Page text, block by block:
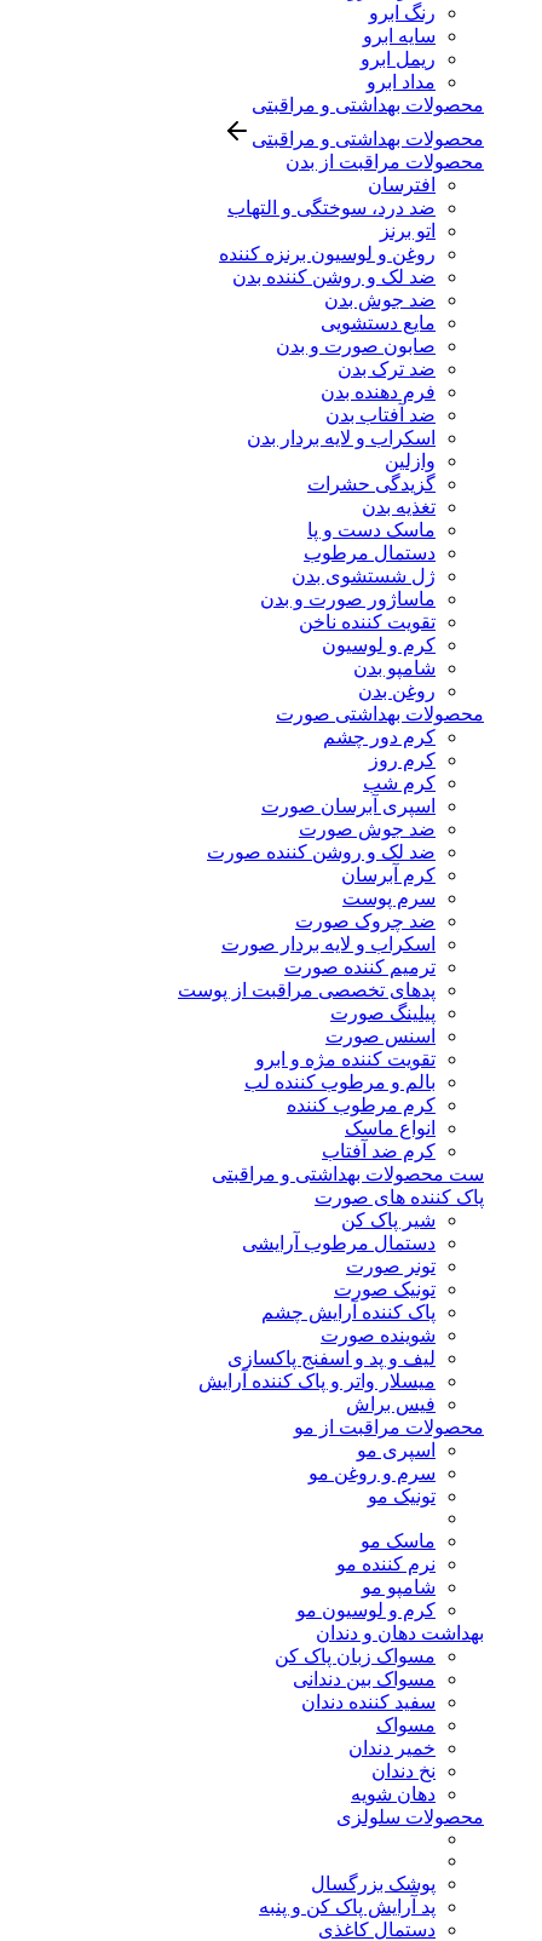
رنگ ابرو
سایه ابرو
ریمل ابرو
مداد ابرو
محصولات بهداشتی و مراقبتی
محصولات بهداشتی و مراقبتی
محصولات مراقبت از بدن
افترسان
ضد درد، سوختگی و التهاب
اتو برنز
روغن و لوسیون برنزه کننده
ضد لک و روشن کننده بدن
ضد جوش بدن
مایع دستشویی
صابون صورت و بدن
ضد ترک بدن
فرم دهنده بدن
ضد آفتاب بدن
اسکراب و لایه بردار بدن
وازلین
گزیدگی حشرات
تغذیه بدن
ماسک دست و پا
دستمال مرطوب
ژل شستشوی بدن
ماساژور صورت و بدن
تقویت کننده ناخن
کرم و لوسیون
شامپو بدن
روغن بدن
محصولات بهداشتی صورت
کرم دور چشم
کرم روز
کرم شب
اسپری آبرسان صورت
ضد جوش صورت
ضد لک و روشن کننده صورت
کرم آبرسان
سرم پوست
ضد چروک صورت
اسکراب و لایه بردار صورت
ترمیم کننده صورت
پدهای تخصصی مراقبت از پوست
پیلینگ صورت
اسنس صورت
تقویت کننده مژه و ابرو
بالم و مرطوب کننده لب
کرم مرطوب کننده
انواع ماسک
کرم ضد آفتاب
ست محصولات بهداشتی و مراقبتی
پاک کننده های صورت
شیر پاک کن
دستمال مرطوب آرایشی
تونر صورت
تونیک صورت
پاک کننده آرایش چشم
شوینده صورت
لیف و پد و اسفنج پاکسازی
میسلار واتر و پاک کننده آرایش
فیس براش
محصولات مراقبت از مو
اسپری مو
سرم و روغن مو
تونیک مو
ماسک مو
نرم کننده مو
شامپو مو
کرم و لوسیون مو
بهداشت دهان و دندان
مسواک زبان پاک کن
مسواک بین دندانی
سفید کننده دندان
مسواک
خمیر دندان
نخ دندان
دهان شویه
محصولات سلولزی
پوشک بزرگسال
پد آرایش پاک کن و پنبه
دستمال کاغذی